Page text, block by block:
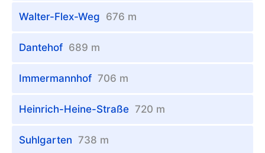
Walter-Flex-Weg 676 m
Dantehof 689 m
Immermannhof 706 m
Heinrich-Heine-Straße 720 m
Suhlgarten 738 m